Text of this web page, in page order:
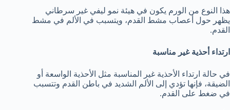
هذا النوع من الورم يكون في هيئة نمو ليفي غير سرطاني
يظهر حول أعصاب مشط القدم، ويتسبب في الألم في مشط
القدم.
ارتداء أحذية غير مناسبة
في حالة ارتداء الأحذية غير المناسبة مثل الأحذية الواسعة أو
الضيقة، فإنها تؤدي إلى الألم الشديد في باطن القدم وتتسبب
في ضغط على القدم.